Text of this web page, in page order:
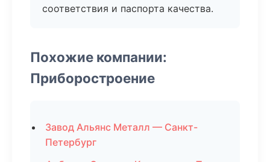
соответствия и паспорта качества.
Похожие компании:
Приборостроение
Завод Альянс Металл — Санкт-
Петербург